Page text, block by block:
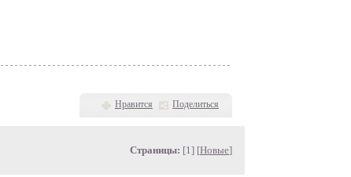
Нравится Поделиться
Страницы: [1] [Новые]